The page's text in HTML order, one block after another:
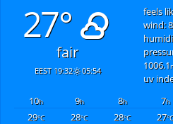
27°
fair
05:54
19:32 EEST
feels
wind: 8
1006.1
uv
7h
8h
9h
10h
27
28°C
28°C
29°C